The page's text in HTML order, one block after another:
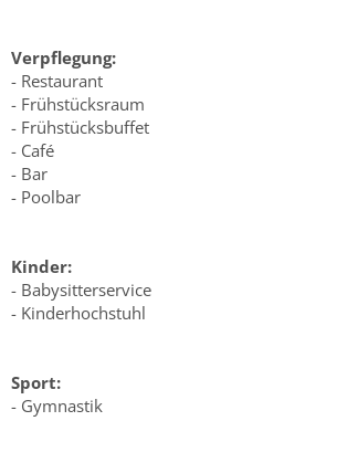
Verpflegung:
- Restaurant
- Frühstücksraum
- Frühstücksbuffet
- Café
- Bar
- Poolbar
Kinder:
- Babysitterservice
- Kinderhochstuhl
Sport:
- Gymnastik